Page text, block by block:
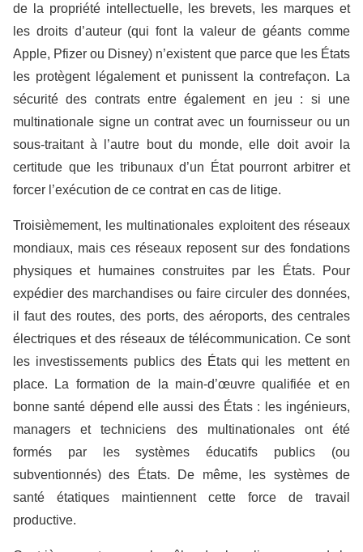
de la propriété intellectuelle, les brevets, les marques et
les droits d’auteur (qui font la valeur de géants comme
Apple, Pfizer ou Disney) n’existent que parce que les États
les protègent légalement et punissent la contrefaçon. La
sécurité des contrats entre également en jeu : si une
multinationale signe un contrat avec un fournisseur ou un
sous-traitant à l’autre bout du monde, elle doit avoir la
certitude que les tribunaux d’un État pourront arbitrer et
forcer l’exécution de ce contrat en cas de litige.
Troisièmement, les multinationales exploitent des réseaux
mondiaux, mais ces réseaux reposent sur des fondations
physiques et humaines construites par les États. Pour
expédier des marchandises ou faire circuler des données,
il faut des routes, des ports, des aéroports, des centrales
électriques et des réseaux de télécommunication. Ce sont
les investissements publics des États qui les mettent en
place. La formation de la main-d’œuvre qualifiée et en
bonne santé dépend elle aussi des États : les ingénieurs,
managers et techniciens des multinationales ont été
formés par les systèmes éducatifs publics (ou
subventionnés) des États. De même, les systèmes de
santé étatiques maintiennent cette force de travail
productive.